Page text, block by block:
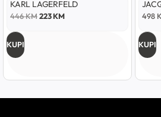
KARL LAGERFELD
446KM223KM
KUPI
498
KUPI